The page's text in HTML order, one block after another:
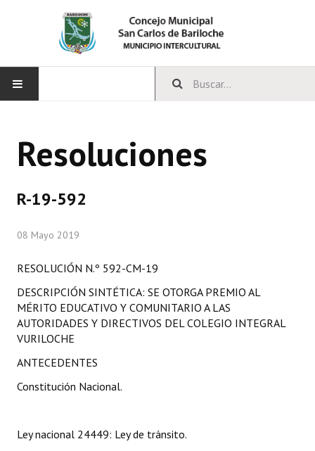
CONCEJO
Comisiones Permanentes
Comisiones Especiales
Concejales Mandato Cumplido
Programas
LEGISLACIÓN
Constitución Nacional
Resoluciones
R-19-592
08 Mayo 2019
RESOLUCIÓN N.º 592-CM-19
DESCRIPCIÓN SINTÉTICA: SE OTORGA PREMIO AL
MÉRITO EDUCATIVO Y COMUNITARIO A LAS
AUTORIDADES Y DIRECTIVOS DEL COLEGIO INTEGRAL
VURILOCHE
ANTECEDENTES
Constitución Nacional.
Ley nacional 24449: Ley de tránsito.